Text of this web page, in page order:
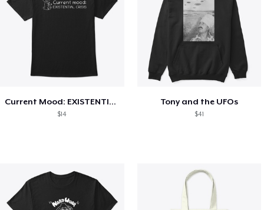
Current Mood: EXISTENTIAL CRISIS
$14
Tony and the UFOs
$41